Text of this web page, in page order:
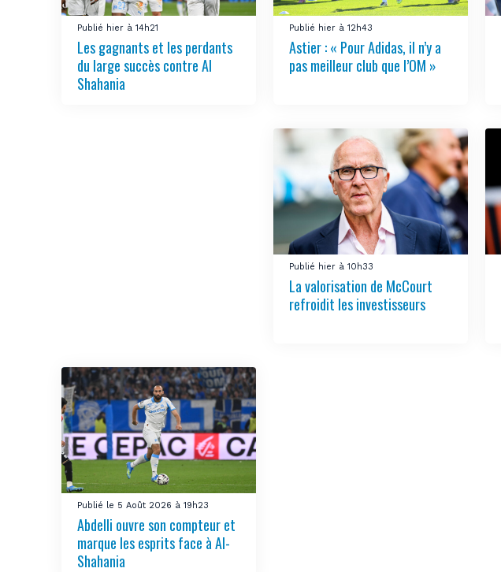
Publié hier à 14h21
Les gagnants et les perdants
du large succès contre Al
Shahania
Publié hier à 12h43
Astier : « Pour Adidas, il n’y a
pas meilleur club que l’OM »
Publié hier à 10h33
La valorisation de McCourt
refroidit les investisseurs
Publié le 5 Août 2026 à 19h23
Abdelli ouvre son compteur et
marque les esprits face à Al-
Shahania